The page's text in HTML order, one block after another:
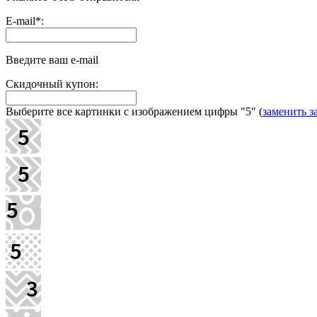
E-mail*:
Введите ваш e-mail
Скидочный купон:
Выберите все картинки с изображением цифры "5" (заменить